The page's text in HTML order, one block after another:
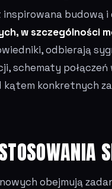
budową i
w szczególności
odbierają
schematy
konkretnych
obejmują